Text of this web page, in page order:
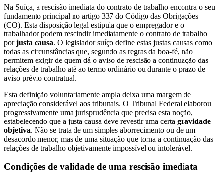
Na Suíça, a rescisão imediata do contrato de trabalho encontra o seu
fundamento principal no artigo 337 do Código das Obrigações
(CO). Esta disposição legal estipula que o empregador e o
trabalhador podem rescindir imediatamente o contrato de trabalho
porjusta causa. O legislador suíço define estas justas causas como
todas as circunstâncias que, segundo as regras da boa-fé, não
permitem exigir de quem dá o aviso de rescisão a continuação das
relações de trabalho até ao termo ordinário ou durante o prazo de
aviso prévio contratual.
Esta definição voluntariamente ampla deixa uma margem de
apreciação considerável aos tribunais. O Tribunal Federal elaborou
progressivamente uma jurisprudência que precisa esta noção,
estabelecendo que a justa causa deve revestir uma certa gravidade
objetiva. Não se trata de um simples aborrecimento ou de um
desacordo menor, mas de uma situação que torna a continuação das
relações de trabalho objetivamente impossível ou intolerável.
Condições de validade de uma rescisão imediata